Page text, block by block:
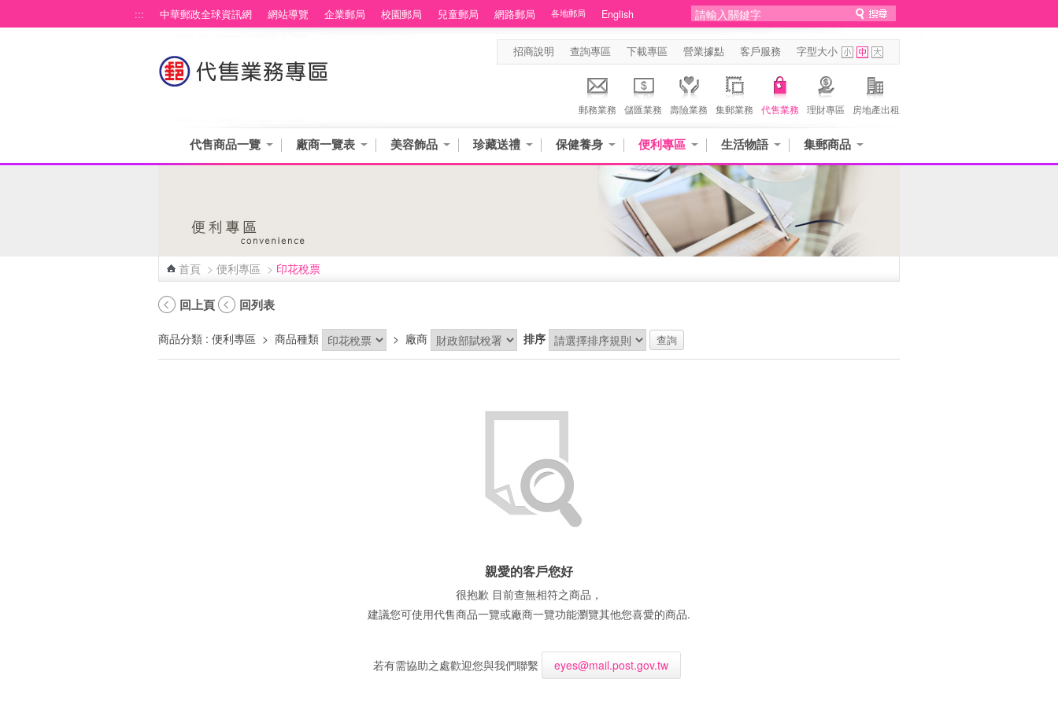
::: 中華郵政全球資訊網 網站導覽 企業郵局 校園郵局 兒童郵局 網路郵局 各地郵局 English
招商說明 查詢專區 下載專區 營業據點 客戶服務 字型大小
郵務業務 儲匯業務 壽險業務 集郵業務 代售業務 理財專區 房地產出租
代售商品一覽 廠商一覽表 美容飾品 珍藏送禮 保健養身 便利專區 生活物語 集郵商品
首頁 > 便利專區 > 印花稅票
回上頁 回列表
商品分類 : 便利專區 > 商品種類 > 廠商 排序
親愛的客戶您好
很抱歉 目前查無相符之商品，
建議您可使用代售商品一覽或廠商一覽功能瀏覽其他您喜愛的商品.
若有需協助之處歡迎您與我們聯繫 eyes@mail.post.gov.tw